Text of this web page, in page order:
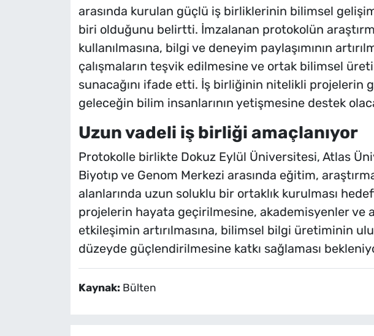
arasında kurulan güçlü iş birliklerinin bilimsel
biri olduğunu belirtti. İmzalanan protokolün
kullanılmasına, bilgi ve deneyim paylaşımının
çalışmaların teşvik edilmesine ve ortak bilimsel
sunacağını ifade etti. İş birliğinin nitelikli projelerin
geleceğin bilim insanlarının yetişmesine destek
Uzun vadeli iş birliği amaçlanıyor
Protokolle birlikte Dokuz Eylül Üniversitesi, Atlas
Biyotıp ve Genom Merkezi arasında eğitim,
alanlarında uzun soluklu bir ortaklık kurulması
projelerin hayata geçirilmesine, akademisyenler ve
etkileşimin artırılmasına, bilimsel bilgi üretiminin
düzeyde güçlendirilmesine katkı sağlaması
Kaynak: Bülten